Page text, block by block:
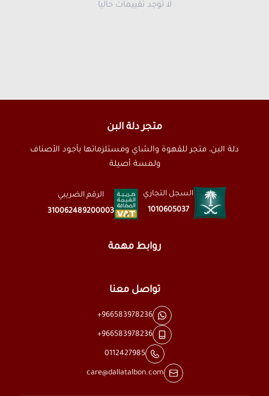
لا توجد تقييمات حاليا
متجر دلة البن
دلة البن، متجر للقهوة والشاي ومستلزماتها بأجود الأصناف
ولمسة أصيلة
السجل التجاري
1010605037
الرقم الضريبي
310062489200003
روابط مهمة
تواصل معنا
+966583978236
+966583978236
0112427985
care@dallatalbon.com